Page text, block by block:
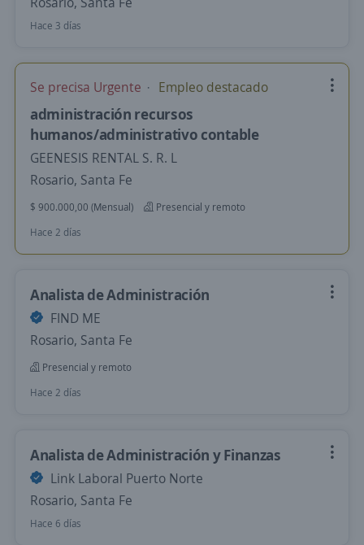
Hace 3 días
Se precisa Urgente Empleo destacado
administración recursos
humanos/administrativo contable
GEENESIS RENTAL S. R. L
Rosario, Santa Fe
$ 900.000,00 (Mensual)
Presencial y remoto
Hace 2 días
Analista de Administración
FIND ME
Rosario, Santa Fe
Presencial y remoto
Hace 2 días
Analista de Administración y Finanzas
Link Laboral Puerto Norte
Rosario, Santa Fe
Hace 6 días